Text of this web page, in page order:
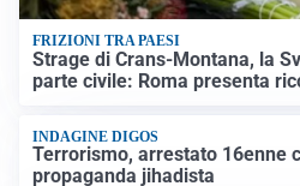
FRIZIONI TRA PAESI
Strage di Crans-Montana, la
parte civile: Roma presenta
INDAGINE DIGOS
Terrorismo, arrestato 16enne
propaganda jihadista